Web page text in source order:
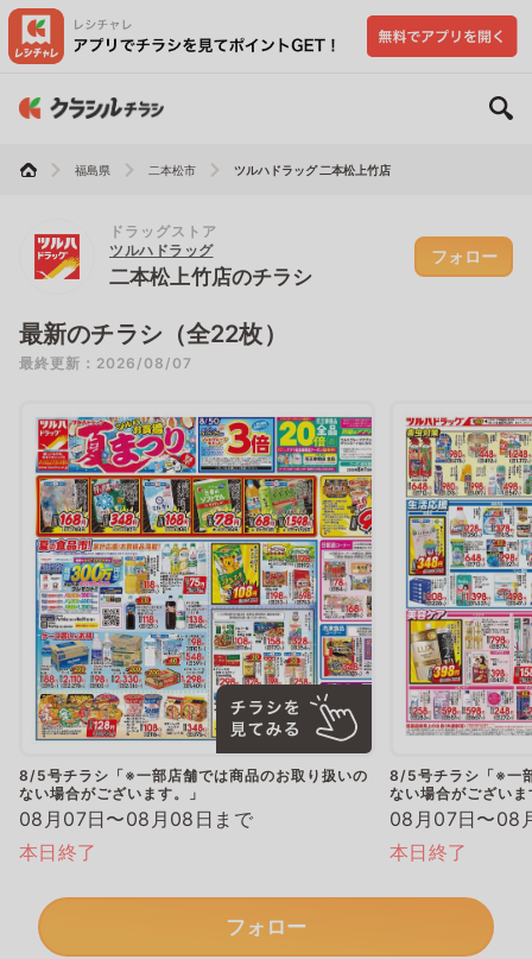
福島県 二本松市 ツルハドラッグ 二本松上竹店
ドラッグストア
ツルハドラッグ
二本松上竹店のチラシ
フォロー
最新のチラシ（全22枚）
最終更新：2026/08/07
8/5号チラシ「※一部店舗では商品のお取り扱いの
ない場合がございます。」
08月07日〜08月08日まで
本日終了
8/5号チラシ「※一
ない場合がございま
08月07日〜08
本日終了
フォロー